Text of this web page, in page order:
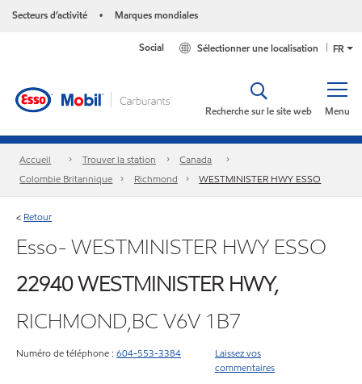
Secteurs d’activité • Marques mondiales
FR
Sélectionner une localisation
Social
Menu
Recherche sur le site web
Accueil Trouver la station
Canada
Colombie Britannique
Richmond WESTMINISTER HWY ESSO
< Retour
Esso- WESTMINISTER HWY ESSO
22940 WESTMINISTER HWY,
RICHMOND,BC V6V 1B7
Numéro de téléphone : 604-553-3384
Laissez vos
commentaires